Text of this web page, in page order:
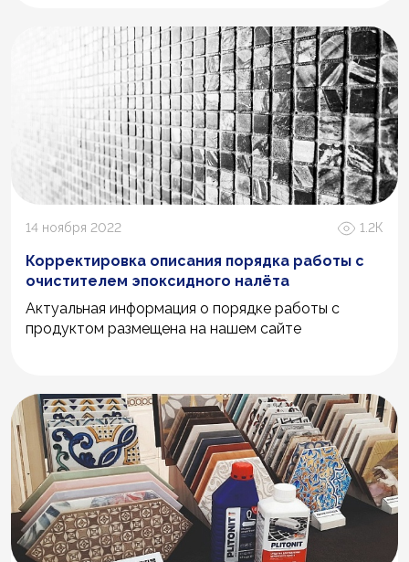
14 ноября 2022 1.2К
Корректировка описания порядка работы с
очистителем эпоксидного налёта
Актуальная информация о порядке работы с
продуктом размещена на нашем сайте